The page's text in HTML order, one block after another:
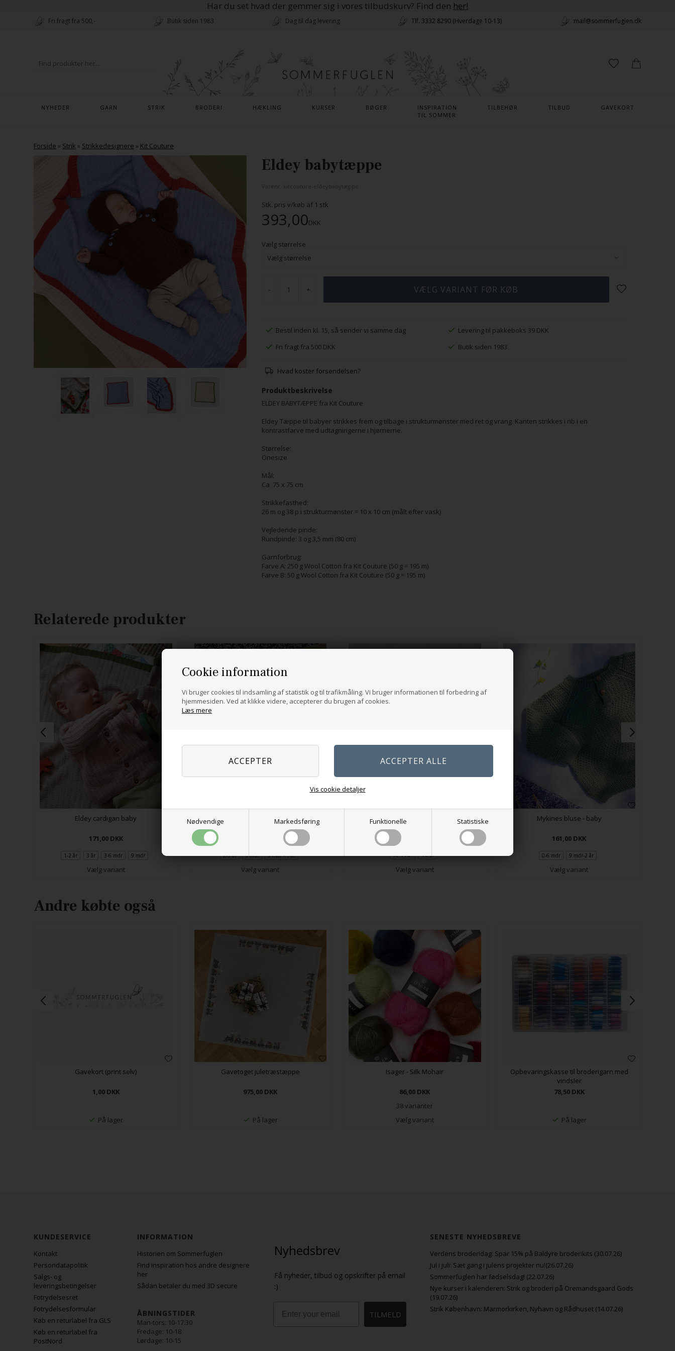
Har du set hvad der gemmer sig i vores tilbudskurv? Find den her!
Cookie information
Vi bruger cookies til indsamling af statistik og til trafikmåling. Vi bruger informationen til forbedring af
hjemmesiden. Ved at klikke videre, accepterer du brugen af cookies.
Læs mere
Nødvendige Markedsføring Funktionelle Statistiske
Vis cookie detaljer
Fri fragt fra 500,- Butik siden 1983 Dag til dag levering Tlf. 3332 8290 (Hverdage 10-13) mail@sommerfuglen.dk
NYHEDER GARN STRIK BRODERI HÆKLING KURSER BØGER
INSPIRATION
TIL SOMMER
TILBEHØR TILBUD GAVEKORT
Forside » Strik » Strikkedesignere » Kit Couture
Eldey babytæppe
Stk. pris v/køb af 1 stk
393,00DKK
Vælg størrelse
- +
Bestil inden kl. 15, så sender vi samme dag
Levering til pakkeboks 39 DKK
Fri fragt fra 500 DKK
Butik siden 1983
Hvad koster forsendelsen?
Produktbeskrivelse
ELDEY BABYTÆPPE fra Kit Couture
Eldey Tæppe til babyer strikkes frem og tilbage i strukturmønster med ret og vrang. Kanten strikkes i rib i en
kontrastfarve med udtagningerne i hjørnerne.
Størrelse:
Onesize
Mål:
Ca. 75 x 75 cm
Strikkefasthed:
26 m og 38 p i strukturmønster = 10 x 10 cm (målt efter vask)
Vejledende pinde:
Rundpinde: 3 og 3,5 mm (80 cm)
Garnforbrug:
Farve A: 250 g Wool Cotton fra Kit Couture (50 g = 195 m)
Farve B: 50 g Wool Cotton fra Kit Couture (50 g = 195 m)
Relaterede produkter
Eldey cardigan baby
171,00 DKK
1-2 år 3 år 3-6 mdr 9 mdr
Vælg variant
Anholt cardigan - baby
2-3 år 3 mdr 6 mdr - 1 år
Vælg variant
Anholt t-shirt - barn
287,00
10-14 år 4-8 år
Vælg variant
Mykines bluse - baby
161,00 DKK
0-6 mdr 9 mdr-2 år
Vælg variant
Andre købte også
Gavekort (print selv)
1,00 DKK
På lager
Gavetoget juletræstæppe
975,00 DKK
På lager
Isager - Silk Mohair
86,00 DKK
38 varianter
Vælg variant
Opbevaringskasse til broderigarn med
vindsler
78,50 DKK
På lager
KUNDESERVICE
Kontakt
Persondatapolitik
Salgs- og
leveringsbetingelser
Fotrydelsesret
Fotrydelsesformular
Køb en returlabel fra GLS
Køb en returlabel fra
PostNord
INFORMATION
Historien om Sommerfuglen
Find inspiration hos andre designere
her
Sådan betaler du med 3D secure
ÅBNINGSTIDER
Man-tors: 10-17:30
Fredage: 10-18
Lørdage: 10-15
Nyhedsbrev
Få nyheder, tilbud og opskrifter på email
:)
TILMELD
SENESTE NYHEDSBREVE
Verdens broderidag: Spar 15% på Baldyre broderikits (30.07.26)
Jul i juli: Sæt gang i julens projekter nu!(26.07.26)
Sommerfuglen har fødselsdag! (22.07.26)
Nye kurser i kalenderen: Strik og broderi på Oremandsgaard Gods
(19.07.26)
Strik København: Marmorkirken, Nyhavn og Rådhuset (14.07.26)